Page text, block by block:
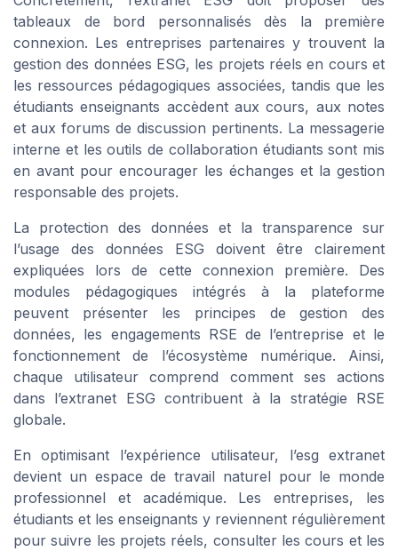
tableaux de bord personnalisés dès la première
connexion. Les entreprises partenaires y trouvent la
gestion des données ESG, les projets réels en cours et
les ressources pédagogiques associées, tandis que les
étudiants enseignants accèdent aux cours, aux notes
et aux forums de discussion pertinents. La messagerie
interne et les outils de collaboration étudiants sont mis
en avant pour encourager les échanges et la gestion
responsable des projets.
La protection des données et la transparence sur
l’usage des données ESG doivent être clairement
expliquées lors de cette connexion première. Des
modules pédagogiques intégrés à la plateforme
peuvent présenter les principes de gestion des
données, les engagements RSE de l’entreprise et le
fonctionnement de l’écosystème numérique. Ainsi,
chaque utilisateur comprend comment ses actions
dans l’extranet ESG contribuent à la stratégie RSE
globale.
En optimisant l’expérience utilisateur, l’esg extranet
devient un espace de travail naturel pour le monde
professionnel et académique. Les entreprises, les
étudiants et les enseignants y reviennent régulièrement
pour suivre les projets réels, consulter les cours et les